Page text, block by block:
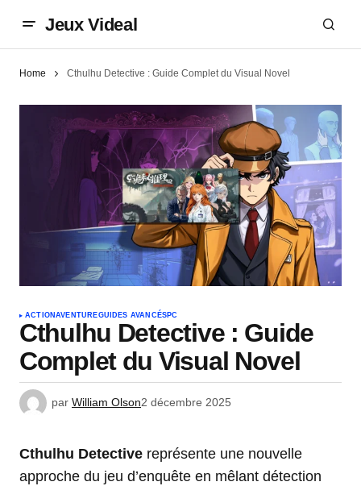
Jeux Videal
Home Cthulhu Detective : Guide Complet du Visual Novel
ACTIONAVENTUREGUIDES AVANCÉS PC
Cthulhu Detective : Guide
Complet du Visual Novel
par William Olson2 décembre 2025
Cthulhu Detective représente une nouvelle
approche du jeu d’enquête en mêlant détection